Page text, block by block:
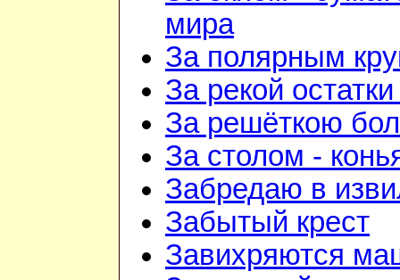
мира
За полярным
За рекой
За решёткою
За столом -
Забредаю в
Забытый крест
Завихряются